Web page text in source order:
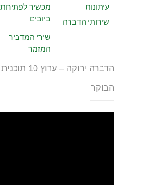
מכשיר לפתיחת
ביובים
עיתונות
שירותי הדברה
שירי המדביר
המזמר
הדברה ירוקה – ערוץ 10 תוכנית
הבוקר